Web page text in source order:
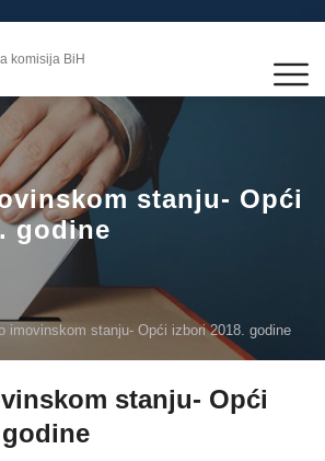
komisija BiH
stanju- Opći
godine
imovinskom stanju- Opći izbori 2018. godine
stanju- Opći